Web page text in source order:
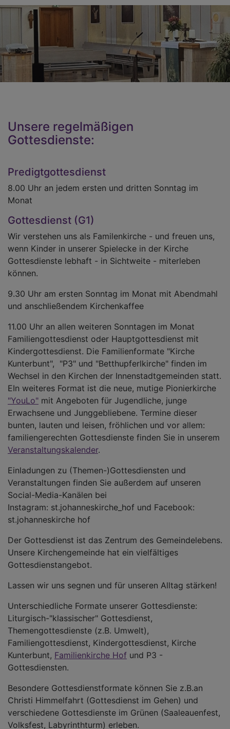
Unsere regelmäßigen
Gottesdienste:
Predigtgottesdienst
8.00 Uhr an jedem ersten und dritten Sonntag im
Monat
Gottesdienst (G1)
Wir verstehen uns als Familenkirche - und freuen uns,
wenn Kinder in unserer Spielecke in der Kirche
Gottesdienste lebhaft - in Sichtweite - miterleben
können.
9.30 Uhr am ersten Sonntag im Monat mit Abendmahl
und anschließendem Kirchenkaffee
11.00 Uhr an allen weiteren Sonntagen im Monat
Familiengottesdienst oder Hauptgottesdienst mit
Kindergottesdienst. Die Familienformate "Kirche
Kunterbunt", "P3" und "Betthupferlkirche" finden im
Wechsel in den Kirchen der Innenstadtgemeinden statt.
EIn weiteres Format ist die neue, mutige Pionierkirche
"YouLo" mit Angeboten für Jugendliche, junge
Erwachsene und Junggebliebene. Termine dieser
bunten, lauten und leisen, fröhlichen und vor allem:
familiengerechten Gottesdienste finden Sie in unserem
Veranstaltungskalender.
Einladungen zu (Themen-)Gottesdiensten und
Veranstaltungen finden Sie außerdem auf unseren
Social-Media-Kanälen bei
Instagram: st.johanneskirche_hof und Facebook:
st.johanneskirche hof
Der Gottesdienst ist das Zentrum des Gemeindelebens.
Unsere Kirchengemeinde hat ein vielfältiges
Gottesdienstangebot.
Lassen wir uns segnen und für unseren Alltag stärken!
Unterschiedliche Formate unserer Gottesdienste:
Liturgisch-"klassischer" Gottesdienst,
Themengottesdienste (z.B. Umwelt),
Familiengottesdienst, Kindergottesdienst, Kirche
Kunterbunt, Familienkirche Hof und P3 -
Gottesdiensten.
Besondere Gottesdienstformate können Sie z.B.an
Christi Himmelfahrt (Gottesdienst im Gehen) und
verschiedene Gottesdienste im Grünen (Saaleauenfest,
Volksfest, Labyrinthturm) erleben.